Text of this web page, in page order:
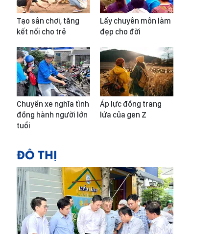
Tạo sân chơi, tăng
kết nối cho trẻ
Lấy chuyên môn làm
đẹp cho đời
Chuyến xe nghĩa tình
đồng hành người lớn
tuổi
Áp lực đồng trang
lứa của gen Z
ĐÔ THỊ